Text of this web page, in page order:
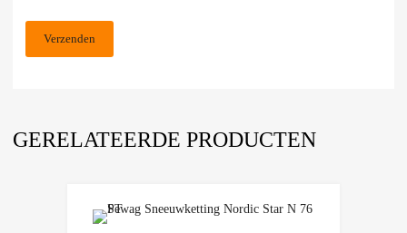
GERELATEERDE PRODUCTEN